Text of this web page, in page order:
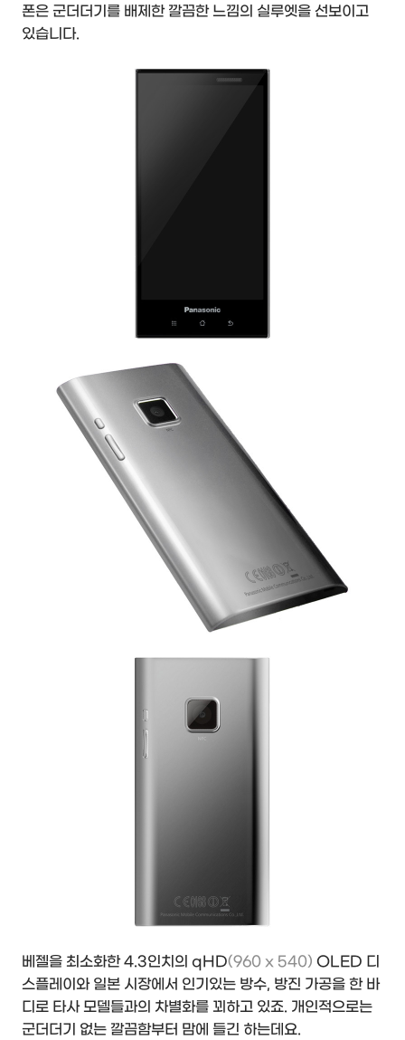
폰은 군더더기를 배제한 깔끔한 느낌의 실루엣을 선보이고
있습니다.
베젤을 최소화한 4.3인치의 qHD(960 x 540) OLED 디
스플레이와 일본 시장에서 인기있는 방수, 방진 가공을 한 바
디로 타사 모델들과의 차별화를 꾀하고 있죠. 개인적으로는
군더더기 없는 깔끔함부터 맘에 들긴 하는데요.